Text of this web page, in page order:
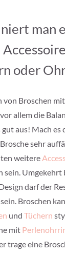
man
oder
Broschen
allem die
aus! Mach es
sehr
weitere
sein. Umgekehrt
darf der
Broschen
und Tüchern
mit
trage eine